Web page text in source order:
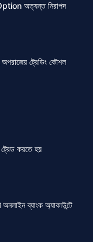
অত্যন্ত নিরাপদ
ট্রেডিং কৌশল
করতে হয়
ব্যাংক অ্যাকাউন্টে